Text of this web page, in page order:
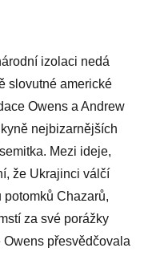
izolaci nedá
slovutné americké
Owens a Andrew
nejbizarnějších
Mezi ideje,
že Ukrajinci válčí
potomků Chazarů,
za své porážky
Owens přesvědčovala